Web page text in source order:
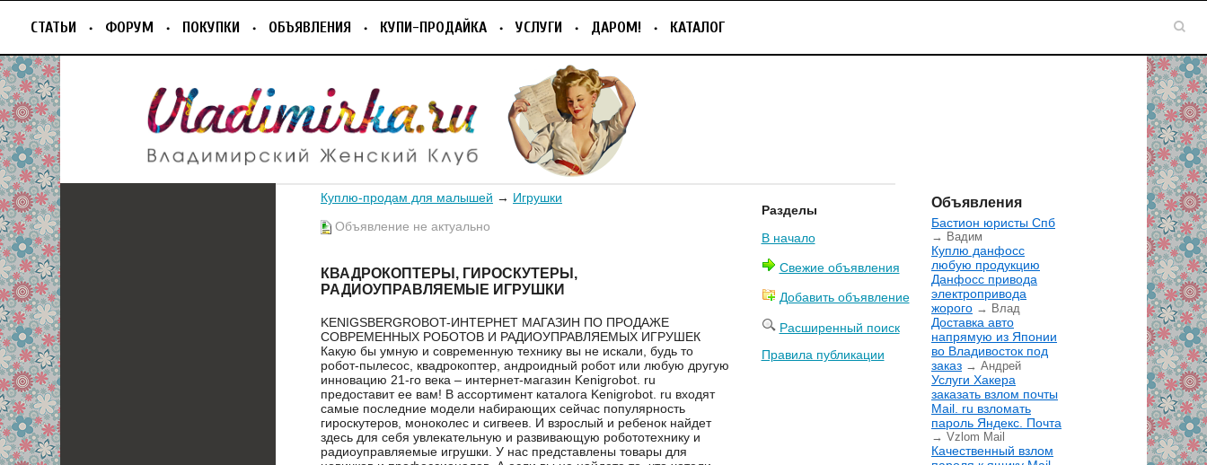
СТАТЬИ ФОРУМ ПОКУПКИ ОБЪЯВЛЕНИЯ КУПИ-ПРОДАЙКА УСЛУГИ ДАРОМ! КАТАЛОГ
Куплю-продам для малышей → Игрушки
Объявление не актуально
КВАДРОКОПТЕРЫ, ГИРОСКУТЕРЫ,
РАДИОУПРАВЛЯЕМЫЕ ИГРУШКИ
KENIGSBERGROBOT-ИНТЕРНЕТ МАГАЗИН ПО ПРОДАЖЕ
СОВРЕМЕННЫХ РОБОТОВ И РАДИОУПРАВЛЯЕМЫХ ИГРУШЕК
Какую бы умную и современную технику вы не искали, будь то
робот-пылесос, квадрокоптер, андроидный робот или любую другую
инновацию 21-го века – интернет-магазин Kenigrobot. ru
предоставит ее вам! В ассортимент каталога Kenigrobot. ru входят
самые последние модели набирающих сейчас популярность
гироскутеров, моноколес и сигвеев. И взрослый и ребенок найдет
здесь для себя увлекательную и развивающую робототехнику и
радиоуправляемые игрушки. У нас представлены товары для
Разделы
В начало
Свежие объявления
Добавить объявление
Расширенный поиск
Правила публикации
Объявления
Бастион юристы Спб
→ Вадим
Куплю данфосс
любую продукцию
Данфосс привода
электропривода
жорого → Влад
Доставка авто
напрямую из Японии
во Владивосток под
заказ → Андрей
Услуги Хакера
заказать взлом почты
Mail. ru взломать
пароль Яндекс. Почта
→ Vzlom Mail
Качественный взлом